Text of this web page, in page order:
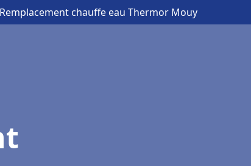
chauffe eau Thermor Mouy